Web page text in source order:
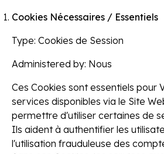
Cookies Nécessaires / Essentiels
Type: Cookies de Session
Administered by: Nous
Ces Cookies sont essentiels pour
services disponibles via le Site
permettre d'utiliser certaines de
Ils aident à authentifier les
l'utilisation frauduleuse des